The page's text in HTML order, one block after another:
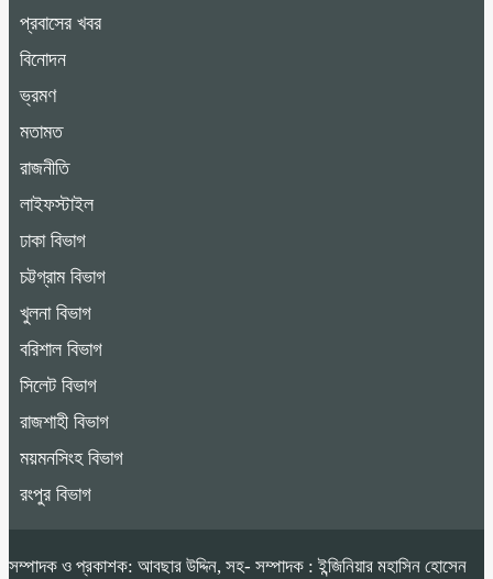
প্রবাসের খবর
বিনোদন
ভ্রমণ
মতামত
রাজনীতি
লাইফস্টাইল
ঢাকা বিভাগ
চট্টগ্রাম বিভাগ
খুলনা বিভাগ
বরিশাল বিভাগ
সিলেট বিভাগ
রাজশাহী বিভাগ
ময়মনসিংহ বিভাগ
রংপুর বিভাগ
সম্পাদক ও প্রকাশক: আবছার উদ্দিন, সহ- সম্পাদক : ইন্জিনিয়ার মহাসিন হোসেন